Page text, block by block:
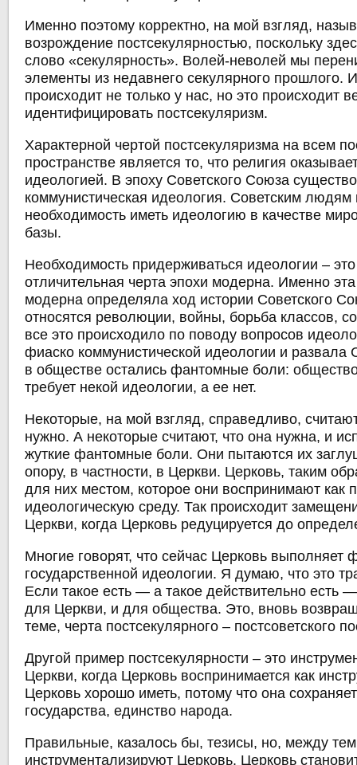
Именно поэтому корректно, на мой взгляд,
возрождение постсекулярностью, поскольку
слово «секулярность». Волей-неволей мы
элементы из недавнего секулярного прошлого.
происходит не только у нас, но это происходит
идентифицировать постсекуляризм.
Характерной чертой постсекуляризма на всем
пространстве является то, что религия
идеологией. В эпоху Советского Союза
коммунистическая идеология. Советским людям
необходимость иметь идеологию в качестве
базы.
Необходимость придерживаться идеологии –
отличительная черта эпохи модерна. Именно
модерна определяла ход истории Советского
относятся революции, войны, борьба классов,
все это происходило по поводу вопросов
фиаско коммунистической идеологии и развала
в обществе остались фантомные боли:
требует некой идеологии, а ее нет.
Некоторые, на мой взгляд, справедливо,
нужно. А некоторые считают, что она нужна, и
жуткие фантомные боли. Они пытаются их
опору, в частности, в Церкви. Церковь, таким
для них местом, которое они воспринимают как
идеологическую среду. Так происходит
Церкви, когда Церковь редуцируется до
Многие говорят, что сейчас Церковь выполняет
государственной идеологии. Я думаю, что это
Если такое есть — а такое действительно есть
для Церкви, и для общества. Это, вновь
теме, черта постсекулярного – постсоветского
Другой пример постсекулярности – это
Церкви, когда Церковь воспринимается как
Церковь хорошо иметь, потому что она
государства, единство народа.
Правильные, казалось бы, тезисы, но, между
инструментализируют Церковь. Церковь